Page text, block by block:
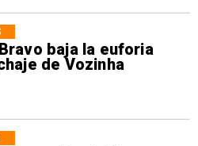
baja la euforia
de Vozinha